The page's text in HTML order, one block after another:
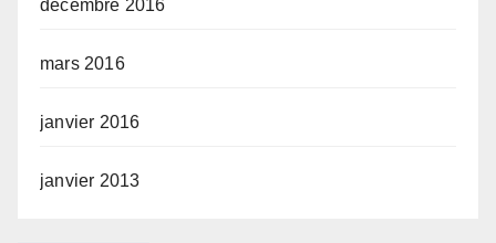
décembre 2016
mars 2016
janvier 2016
janvier 2013